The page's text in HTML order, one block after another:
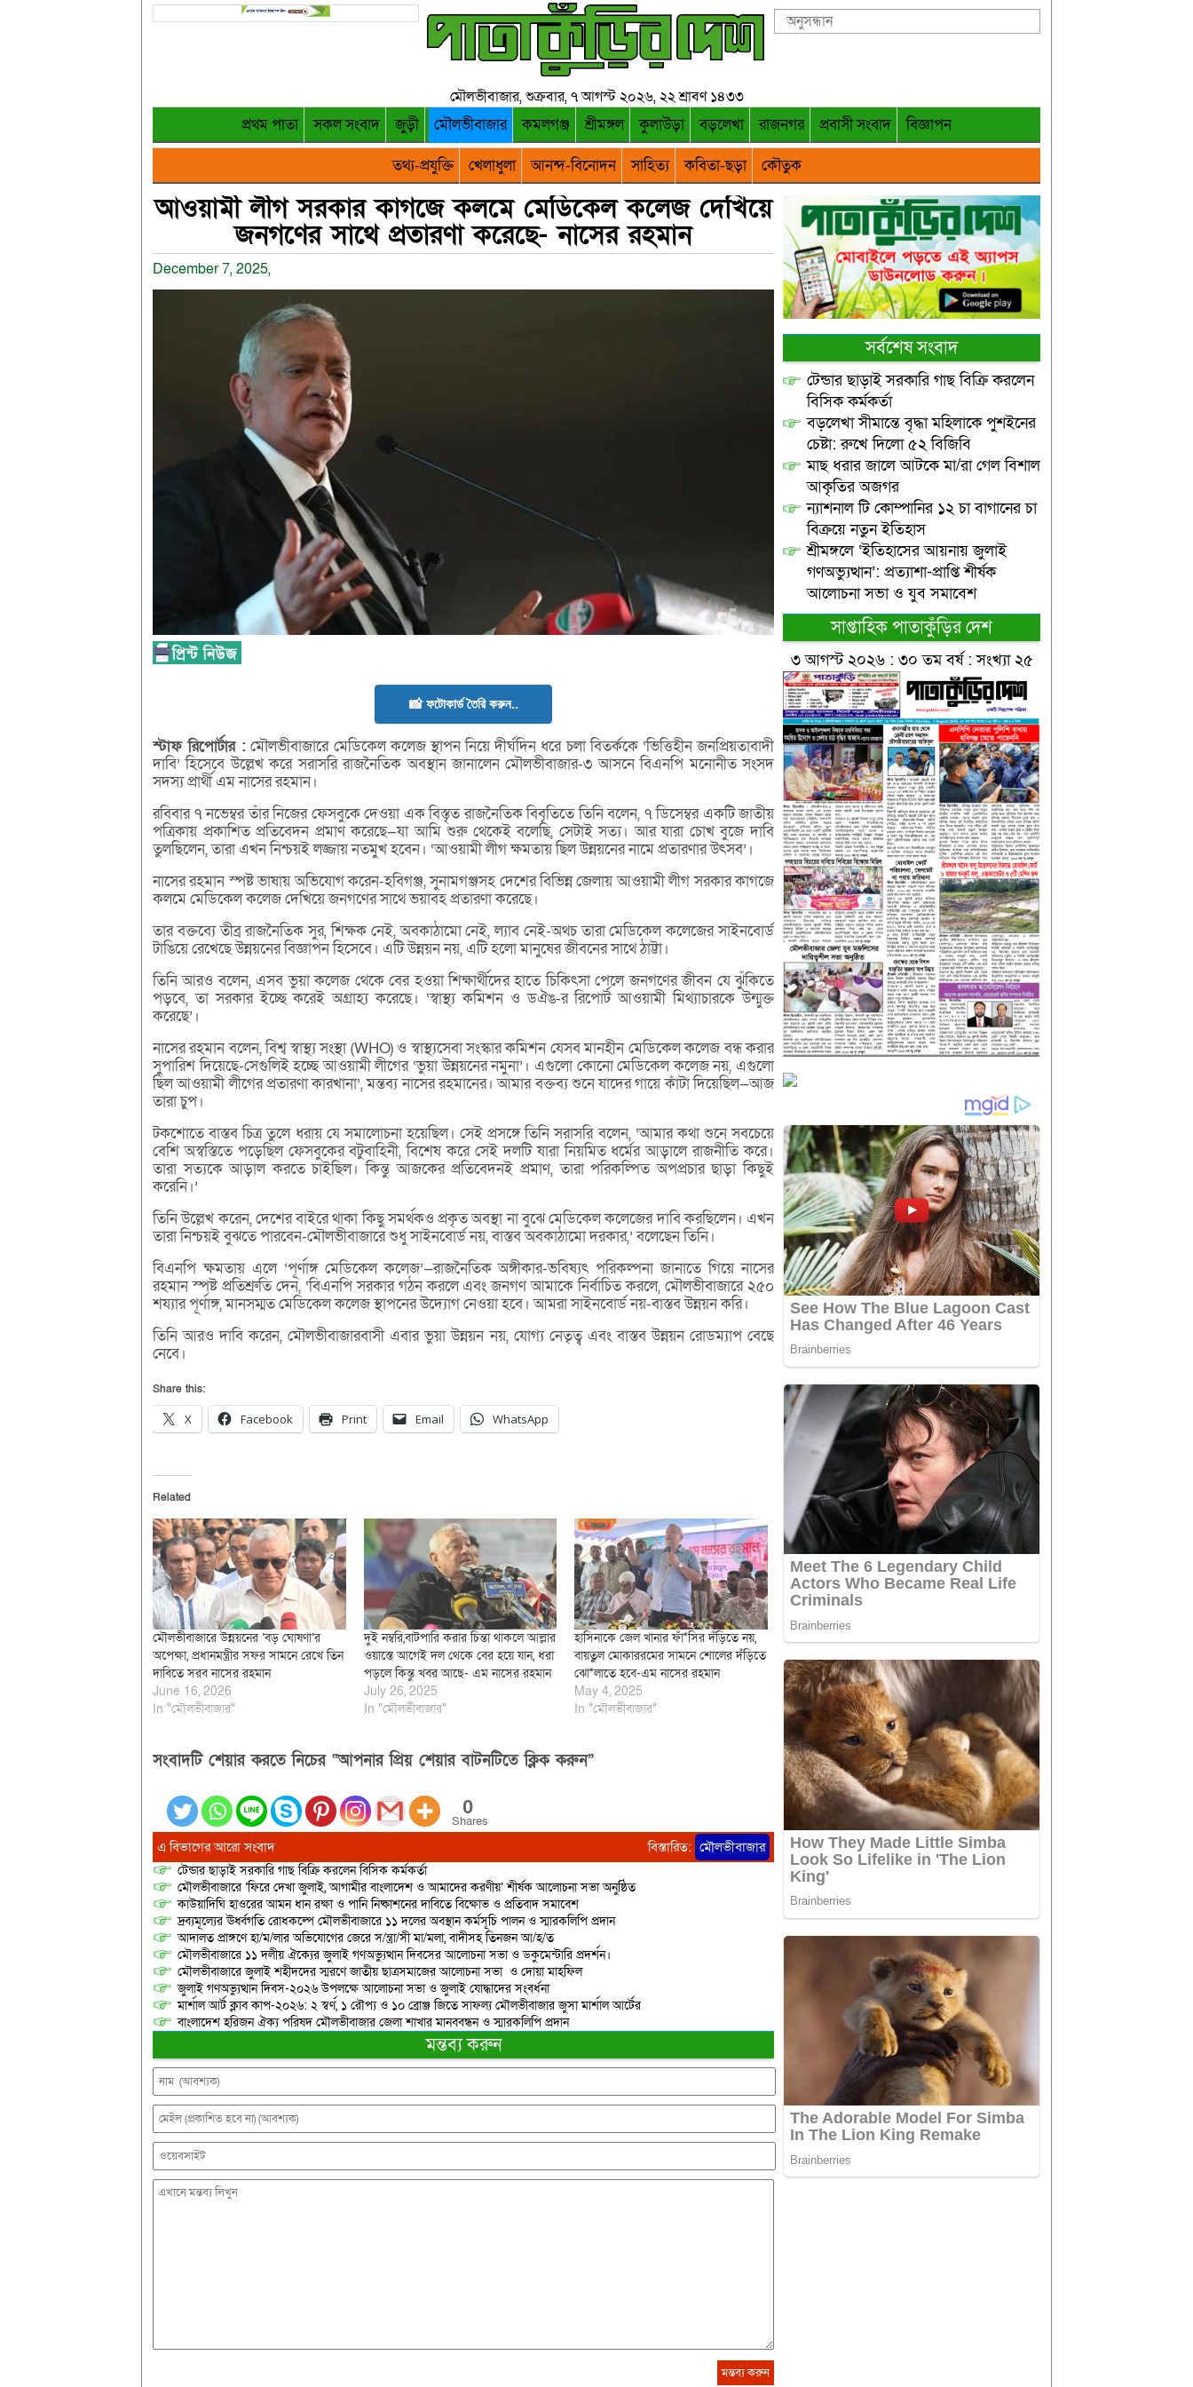
মৌলভীবাজার, শুক্রবার, ৭ আগস্ট ২০২৬, ২২ শ্রাবণ ১৪৩৩
প্রথম পাতা সকল সংবাদ জুড়ী মৌলভীবাজার কমলগঞ্জ শ্রীমঙ্গল কুলাউড়া বড়লেখা রাজনগর প্রবাসী সংবাদ
বিজ্ঞাপন
তথ্য-প্রযুক্তি
খেলাধুলা আনন্দ-বিনোদন সাহিত্য কবিতা-ছড়া কৌতুক
আওয়ামী লীগ সরকার কাগজে কলমে মেডিকেল কলেজ দেখিয়ে
জনগণের সাথে প্রতারণা করেছে- নাসের রহমান
December 7, 2025,
📸 ফটোকার্ড তৈরি করুন..
স্টাফরিপোর্টার : মৌলভীবাজারে মেডিকেল কলেজ স্থাপন নিয়ে দীর্ঘদিন ধরে চলা বিতর্ককে ‘ভিত্তিহীন জনপ্রিয়তাবাদী
দাবি’ হিসেবে উল্লেখ করে সরাসরি রাজনৈতিক অবস্থান জানালেন মৌলভীবাজার-৩ আসনে বিএনপি মনোনীত সংসদ
সদস্য প্রার্থী এম নাসের রহমান।
রবিবার ৭ নভেম্বর তাঁর নিজের ফেসবুকে দেওয়া এক বিস্তৃত রাজনৈতিক বিবৃতিতে তিনি বলেন, ৭ ডিসেম্বর একটি জাতীয়
পত্রিকায় প্রকাশিত প্রতিবেদন প্রমাণ করেছে—যা আমি শুরু থেকেই বলেছি, সেটাই সত্য। আর যারা চোখ বুজে দাবি
তুলছিলেন, তারা এখন নিশ্চয়ই লজ্জায় নতমুখ হবেন। ‘আওয়ামী লীগ ক্ষমতায় ছিল উন্নয়নের নামে প্রতারণার উৎসব’।
নাসের রহমান স্পষ্ট ভাষায় অভিযোগ করেন-হবিগঞ্জ, সুনামগঞ্জসহ দেশের বিভিন্ন জেলায় আওয়ামী লীগ সরকার কাগজে
কলমে মেডিকেল কলেজ দেখিয়ে জনগণের সাথে ভয়াবহ প্রতারণা করেছে।
তার বক্তব্যে তীব্র রাজনৈতিক সুর, শিক্ষক নেই, অবকাঠামো নেই, ল্যাব নেই-অথচ তারা মেডিকেল কলেজের সাইনবোর্ড
টাঙিয়ে রেখেছে উন্নয়নের বিজ্ঞাপন হিসেবে। এটি উন্নয়ন নয়, এটি হলো মানুষের জীবনের সাথে ঠাট্টা।
তিনি আরও বলেন, এসব ভুয়া কলেজ থেকে বের হওয়া শিক্ষার্থীদের হাতে চিকিৎসা পেলে জনগণের জীবন যে ঝুঁকিতে
পড়বে, তা সরকার ইচ্ছে করেই অগ্রাহ্য করেছে। ‘স্বাস্থ্য কমিশন ও ডঐঙ-র রিপোর্ট আওয়ামী মিথ্যাচারকে উন্মুক্ত
করেছে’।
নাসের রহমান বলেন, বিশ্ব স্বাস্থ্য সংস্থা (WHO) ও স্বাস্থ্যসেবা সংস্কার কমিশন যেসব মানহীন মেডিকেল কলেজ বন্ধ করার
সুপারিশ দিয়েছে-সেগুলিই হচ্ছে আওয়ামী লীগের ‘ভুয়া উন্নয়নের নমুনা’। এগুলো কোনো মেডিকেল কলেজ নয়, এগুলো
ছিল আওয়ামী লীগের প্রতারণা কারখানা’, মন্তব্য নাসের রহমানের। আমার বক্তব্য শুনে যাদের গায়ে কাঁটা দিয়েছিল—আজ
তারা চুপ।
টকশোতে বাস্তব চিত্র তুলে ধরায় যে সমালোচনা হয়েছিল। সেই প্রসঙ্গে তিনি সরাসরি বলেন, ‘আমার কথা শুনে সবচেয়ে
বেশি অস্বস্তিতে পড়েছিল ফেসবুকের বটুবাহিনী, বিশেষ করে সেই দলটি যারা নিয়মিত ধর্মের আড়ালে রাজনীতি করে।
তারা সত্যকে আড়াল করতে চাইছিল। কিন্তু আজকের প্রতিবেদনই প্রমাণ, তারা পরিকল্পিত অপপ্রচার ছাড়া কিছুই
করেনি।’
তিনি উল্লেখ করেন, দেশের বাইরে থাকা কিছু সমর্থকও প্রকৃত অবস্থা না বুঝে মেডিকেল কলেজের দাবি করছিলেন। এখন
তারা নিশ্চয়ই বুঝতে পারবেন-মৌলভীবাজারে শুধু সাইনবোর্ড নয়, বাস্তব অবকাঠামো দরকার,’ বলেছেন তিনি।
বিএনপি ক্ষমতায় এলে ‘পূর্ণাঙ্গ মেডিকেল কলেজ’—রাজনৈতিক অঙ্গীকার-ভবিষ্যৎ পরিকল্পনা জানাতে গিয়ে নাসের
রহমান স্পষ্ট প্রতিশ্রুতি দেন, ‘বিএনপি সরকার গঠন করলে এবং জনগণ আমাকে নির্বাচিত করলে, মৌলভীবাজারে ২৫০
শয্যার পূর্ণাঙ্গ, মানসম্মত মেডিকেল কলেজ স্থাপনের উদ্যোগ নেওয়া হবে। আমরা সাইনবোর্ড নয়-বাস্তব উন্নয়ন করি।
তিনি আরও দাবি করেন, মৌলভীবাজারবাসী এবার ভুয়া উন্নয়ন নয়, যোগ্য নেতৃত্ব এবং বাস্তব উন্নয়ন রোডম্যাপ বেছে
নেবে।
Share this:
X Facebook Print Email WhatsApp
Related
মৌলভীবাজারে উন্নয়নের ‘বড় ঘোষণা’র
অপেক্ষা, প্রধানমন্ত্রীর সফর সামনে রেখে তিন
দাবিতে সরব নাসের রহমান
June 16, 2026
In "মৌলভীবাজার"
দুই নম্বরি,বাটপারি করার চিন্তা থাকলে আল্লার
ওয়াস্তে আগেই দল থেকে বের হয়ে যান, ধরা
পড়লে কিন্তু খবর আছে- এম নাসের রহমান
July 26, 2025
In "মৌলভীবাজার"
হাসিনাকে জেল খানার ফাঁ*সির দঁড়িতে নয়,
বায়তুল মোকাররমের সামনে শোলের দঁড়িতে
ঝো*লাতে হবে-এম নাসের রহমান
May 4, 2025
In "মৌলভীবাজার"
সংবাদটি শেয়ার করতে নিচের “আপনার প্রিয় শেয়ার বাটনটিতে ক্লিক করুন”
0
Shares
এ বিভাগের আরো সংবাদ বিস্তারিত: মৌলভীবাজার
টেন্ডার ছাড়াই সরকারি গাছ বিক্রি করলেন বিসিক কর্মকর্তা
মৌলভীবাজারে ‘ফিরে দেখা জুলাই, আগামীর বাংলাদেশ ও আমাদের করণীয়’ শীর্ষক আলোচনা সভা অনুষ্ঠিত
কাউয়াদিঘি হাওরের আমন ধান রক্ষা ও পানি নিষ্কাশনের দাবিতে বিক্ষোভ ও প্রতিবাদ সমাবেশ
দ্রব্যমূল্যের ঊর্ধ্বগতি রোধকল্পে মৌলভীবাজারে ১১ দলের অবস্থান কর্মসূচি পালন ও স্মারকলিপি প্রদান
আদালত প্রাঙ্গণে হা/ম/লার অভিযোগের জেরে স/ন্ত্রা/সী মা/মলা, বাদীসহ তিনজন আ/হ/ত
মৌলভীবাজারে ১১ দলীয় ঐক্যের জুলাই গণঅভ্যুত্থান দিবসের আলোচনা সভা ও ডকুমেন্টারি প্রদর্শন।
মৌলভীবাজারে জুলাই শহীদদের স্মরণে জাতীয় ছাত্রসমাজের আলোচনা সভা ও দোয়া মাহফিল
জুলাই গণঅভ্যুত্থান দিবস-২০২৬ উপলক্ষে আলোচনা সভা ও জুলাই যোদ্ধাদের সংবর্ধনা
মার্শাল আর্ট ক্লাব কাপ-২০২৬: ২ স্বর্ণ, ১ রৌপ্য ও ১০ ব্রোঞ্জ জিতে সাফল্য মৌলভীবাজার জুসা মার্শাল আর্টের
বাংলাদেশ হরিজন ঐক্য পরিষদ মৌলভীবাজার জেলা শাখার মানববন্ধন ও স্মারকলিপি প্রদান
মন্তব্য করুন
সর্বশেষ সংবাদ
টেন্ডার ছাড়াই সরকারি গাছ বিক্রি করলেন
বিসিক কর্মকর্তা
বড়লেখা সীমান্তে বৃদ্ধা মহিলাকে পুশইনের
চেষ্টা: রুখে দিলো ৫২ বিজিবি
মাছ ধরার জালে আটকে মা/রা গেল বিশাল
আকৃতির অজগর
ন্যাশনাল টি কোম্পানির ১২ চা বাগানের চা
বিক্রয়ে নতুন ইতিহাস
শ্রীমঙ্গলে ‘ইতিহাসের আয়নায় জুলাই
গণঅভ্যুত্থান’: প্রত্যাশা-প্রাপ্তি শীর্ষক
আলোচনা সভা ও যুব সমাবেশ
সাপ্তাহিক পাতাকুঁড়ির দেশ
৩ আগস্ট ২০২৬ : ৩০ তম বর্ষ : সংখ্যা ২৫